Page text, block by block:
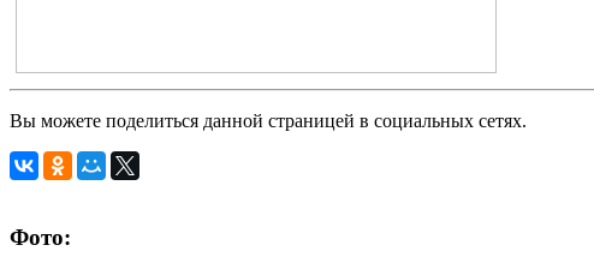
Вы можете поделиться данной страницей в социальных сетях.
Фото: